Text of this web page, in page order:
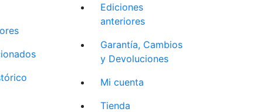
Ediciones
anteriores
Garantía, Cambios
y Devoluciones
Mi cuenta
Tienda